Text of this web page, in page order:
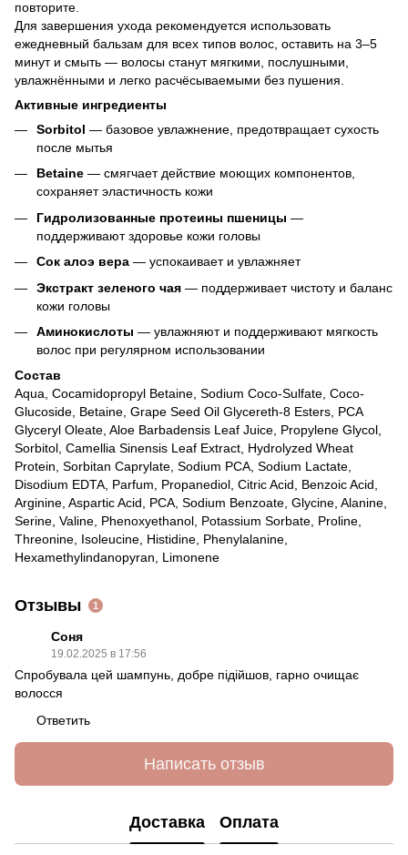
повторите.
Для завершения ухода рекомендуется использовать
ежедневный бальзам для всех типов волос, оставить на 3–5
минут и смыть — волосы станут мягкими, послушными,
увлажнёнными и легко расчёсываемыми без пушения.
Активные ингредиенты
Sorbitol — базовое увлажнение, предотвращает сухость
после мытья
Betaine — смягчает действие моющих компонентов,
сохраняет эластичность кожи
Гидролизованные протеины пшеницы —
поддерживают здоровье кожи головы
Сок алоэ вера — успокаивает и увлажняет
Экстракт зеленого чая — поддерживает чистоту и баланс
кожи головы
Аминокислоты — увлажняют и поддерживают мягкость
волос при регулярном использовании
Состав
Aqua, Cocamidopropyl Betaine, Sodium Coco-Sulfate, Coco-
Glucoside, Betaine, Grape Seed Oil Glycereth-8 Esters, PCA
Glyceryl Oleate, Aloe Barbadensis Leaf Juice, Propylene Glycol,
Sorbitol, Camellia Sinensis Leaf Extract, Hydrolyzed Wheat
Protein, Sorbitan Caprylate, Sodium PCA, Sodium Lactate,
Disodium EDTA, Parfum, Propanediol, Citric Acid, Benzoic Acid,
Arginine, Aspartic Acid, PCA, Sodium Benzoate, Glycine, Alanine,
Serine, Valine, Phenoxyethanol, Potassium Sorbate, Proline,
Threonine, Isoleucine, Histidine, Phenylalanine,
Hexamethylindanopyran, Limonene
Отзывы 1
Соня
19.02.2025 в 17:56
Спробувала цей шампунь, добре підійшов, гарно очищає
волосся
Ответить
Написать отзыв
Доставка Оплата